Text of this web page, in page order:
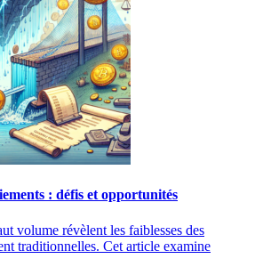
: défis et opportunités
volume révèlent les faiblesses des
traditionnelles. Cet article examine